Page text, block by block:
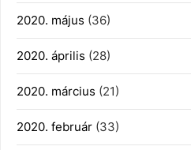
2020. május (36)
2020. április (28)
2020. március (21)
2020. február (33)